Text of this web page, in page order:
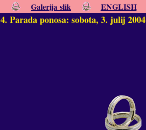
Galerija slik ENGLISH
4. Parada ponosa: sobota, 3. julij 2004